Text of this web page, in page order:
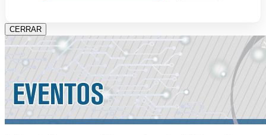
CERRAR